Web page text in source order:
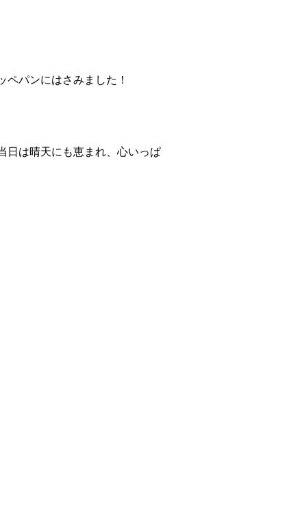
パンにはさみました！
日は晴天にも恵まれ、心いっぱ